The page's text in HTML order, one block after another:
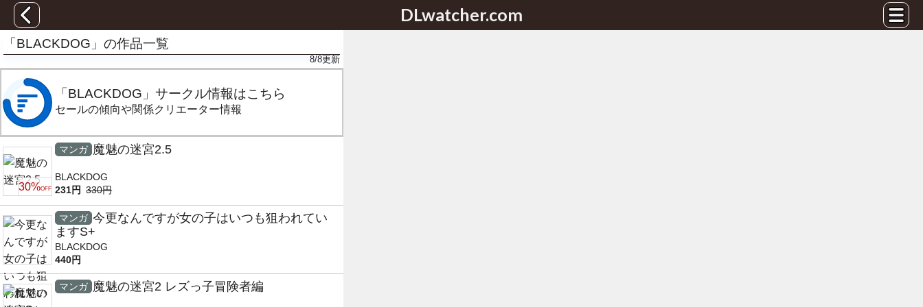
DLwatcher.com
「BLACKDOG」の作品一覧
8/8更新
「BLACKDOG」サークル情報はこちら
セールの傾向や関係クリエーター情報
30%OFF
マンガ 魔魅の迷宮2.5
BLACKDOG
231円 330円
マンガ 今更なんですが女の子はいつも狙われてい
ますS+
BLACKDOG
440円
マンガ 魔魅の迷宮2 レズっ子冒険者編